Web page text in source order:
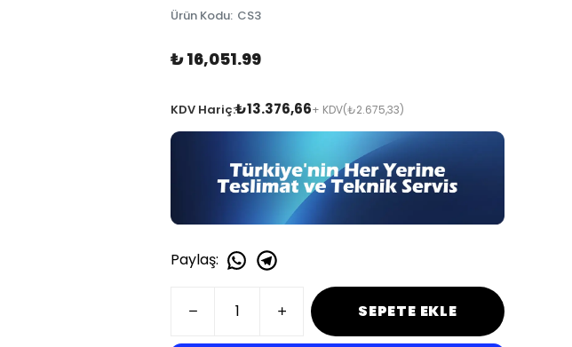
Ürün Kodu: CS3
₺ 16,051.99
KDV Hariç:₺13.376,66+ KDV(₺2.675,33)
Paylaş:
SEPETE EKLE